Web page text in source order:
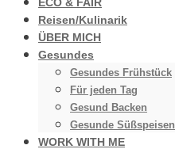
Reisen/Kulinarik
ÜBER MICH
Gesundes
Gesundes Frühstück
Für jeden Tag
Gesund Backen
Gesunde Süßspeisen
WORK WITH ME